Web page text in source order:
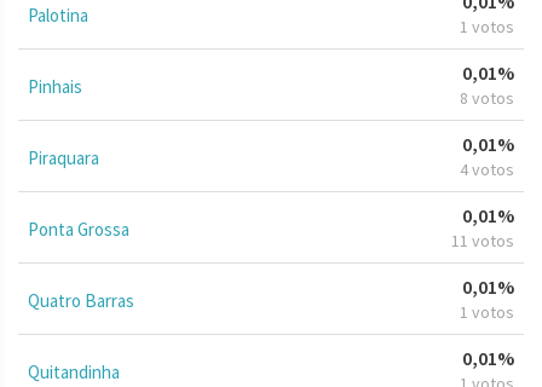
Palotina 1 votos
Pinhais
0,01%
8 votos
Piraquara
0,01%
4 votos
Ponta Grossa
0,01%
11 votos
Quatro Barras
0,01%
1 votos
Quitandinha
0,01%